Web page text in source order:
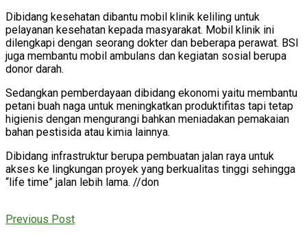
Dibidang kesehatan dibantu mobil klinik keliling untuk
pelayanan kesehatan kepada masyarakat. Mobil klinik ini
dilengkapi dengan seorang dokter dan beberapa perawat. BSI
juga membantu mobil ambulans dan kegiatan sosial berupa
donor darah.
Sedangkan pemberdayaan dibidang ekonomi yaitu membantu
petani buah naga untuk meningkatkan produktifitas tapi tetap
higienis dengan mengurangi bahkan meniadakan pemakaian
bahan pestisida atau kimia lainnya.
Dibidang infrastruktur berupa pembuatan jalan raya untuk
akses ke lingkungan proyek yang berkualitas tinggi sehingga
“life time” jalan lebih lama. //don
Previous Post